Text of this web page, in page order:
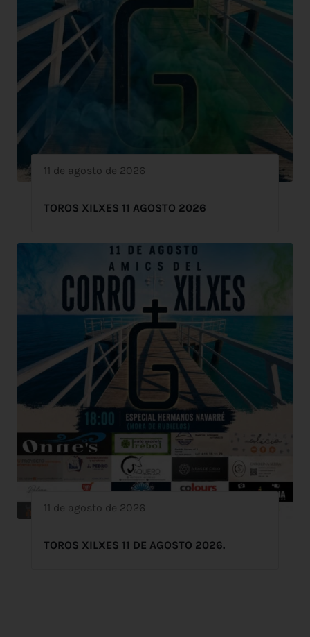
11 de agosto de 2026
TOROS XILXES 11 AGOSTO 2026
11 de agosto de 2026
TOROS XILXES 11 DE AGOSTO 2026.